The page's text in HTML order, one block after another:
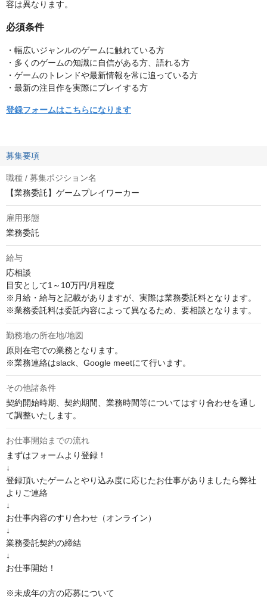
容は異なります。
必須条件
・幅広いジャンルのゲームに触れている方
・多くのゲームの知識に自信がある方、語れる方
・ゲームのトレンドや最新情報を常に追っている方
・最新の注目作を実際にプレイする方
登録フォームはこちらになります
募集要項
職種 / 募集ポジション名
【業務委託】ゲームプレイワーカー
雇用形態
業務委託
給与
応相談
目安として1～10万円/月程度
※月給・給与と記載がありますが、実際は業務委託料となります。
※業務委託料は委託内容によって異なるため、要相談となります。
勤務地の所在地/地図
原則在宅での業務となります。
※業務連絡はslack、Google meetにて行います。
その他諸条件
契約開始時期、契約期間、業務時間等についてはすり合わせを通し
て調整いたします。
お仕事開始までの流れ
まずはフォームより登録！
↓
登録頂いたゲームとやり込み度に応じたお仕事がありましたら弊社
よりご連絡
↓
お仕事内容のすり合わせ（オンライン）
↓
業務委託契約の締結
↓
お仕事開始！
※未成年の方の応募について